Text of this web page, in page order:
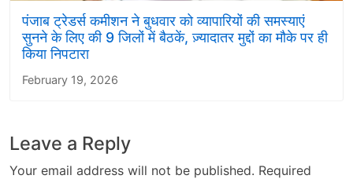
पंजाब ट्रेडर्स कमीशन ने बुधवार को व्यापारियों की समस्याएं
सुनने के लिए की 9 जिलों में बैठकें, ज़्यादातर मुद्दों का मौके पर ही
किया निपटारा
February 19, 2026
Leave a Reply
Your email address will not be published. Required